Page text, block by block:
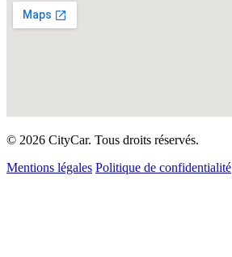
© 2026 CityCar. Tous droits réservés.
Mentions légales Politique de confidentialité